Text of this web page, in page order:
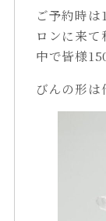
ご予約時
ロンに来て
中で皆様
びんの形は